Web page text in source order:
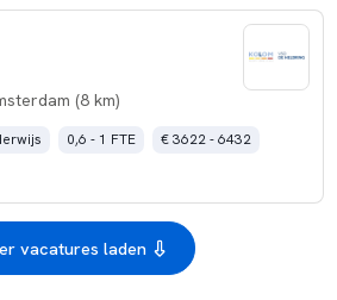
(8 km)
0,6 - 1 FTE
€ 3622 - 6432
vacatures laden